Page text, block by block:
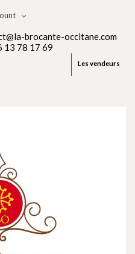
brocante-occitane.com
13 78 17 69
Les vendeurs